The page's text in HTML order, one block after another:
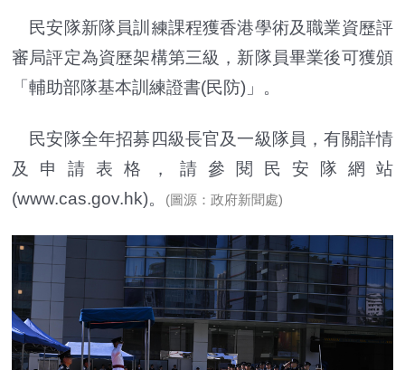
民安隊新隊員訓練課程獲香港學術及職業資歷評
審局評定為資歷架構第三級，新隊員畢業後可獲頒
「輔助部隊基本訓練證書(民防)」。
民安隊全年招募四級長官及一級隊員，有關詳情
及申請表格，請參閱民安隊網站
(www.cas.gov.hk)。
(圖源：政府新聞處)